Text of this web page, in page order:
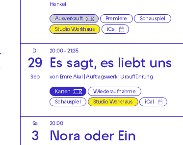
Henkel
Ausverkauft Premiere Schauspiel
Studio Werkhaus iCal
Di
29
Sep
20:00 - 21:35
Es sagt, es liebt uns
von Emre Akal | Auftragswerk | Uraufführung
Karten Wiederaufnahme
Schauspiel Studio Werkhaus iCal
Sa
3
20:00
Nora oder Ein